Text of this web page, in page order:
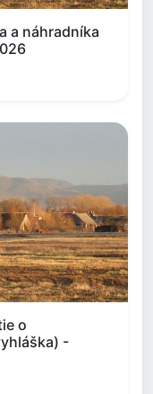
a náhradníka
o
-